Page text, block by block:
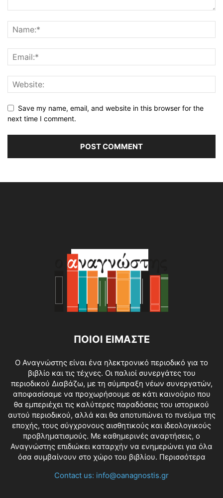
Save my name, email, and website in this browser for the
next time I comment.
ΠΟΙΟΙ ΕΙΜΑΣΤΕ
O Αναγνώστης είναι ένα ηλεκτρονικό περιοδικό για το
βιβλίο και τις τέχνες. Οι παλιοί συνεργάτες του
περιοδικού Διαβάζω, με τη σύμπραξη νέων συνεργατών,
αποφασίσαμε να προχωρήσουμε σε κάτι καινούριο που
θα εμπεριέχει τις καλύτερες παραδόσεις του ιστορικού
αυτού περιοδικού, αλλά και θα αποτυπώνει το πνεύμα της
εποχής, τους σύγχρονους αισθητικούς και ιδεολογικούς
προβληματισμούς. Με καθημερινές αναρτήσεις, ο
Αναγνώστης επιδιώκει καταρχήν να ενημερώνει για όλα
όσα συμβαίνουν στο χώρο του βιβλίου. Περισσότερα
Contact us: info@oanagnostis.gr